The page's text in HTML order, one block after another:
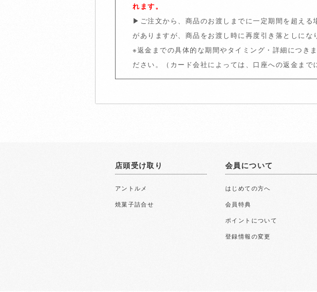
れます。
▶ ご注文から、商品のお渡しまでに一定期間を超え
がありますが、商品をお渡し時に再度引き落としにな
※返金までの具体的な期間やタイミング・詳細につき
ださい。（カード会社によっては、口座への返金まで
店頭受け取り
アントルメ
焼菓子詰合せ
会員について
はじめての方へ
会員特典
ポイントについて
登録情報の変更